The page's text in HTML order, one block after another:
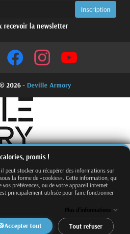
recevoir la newsletter
2026 - Deville Armory
promis !
peut stocker ou récupérer des informations sur
la forme de «cookies». Cette information, qui
préférences, ou de votre appareil internet
principalement utilisée pour faire fonctionner
Plus d'informations
Accepter tout Tout refuser